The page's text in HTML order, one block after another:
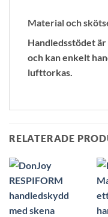
Material och
Handledsstödet
och kan enkelt
lufttorkas.
RELATERADE